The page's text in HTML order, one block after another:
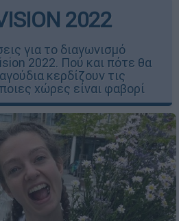
2022
για το διαγωνισμό
2022. Πού και πότε θα
κερδίζουν τις
χώρες είναι φαβορί